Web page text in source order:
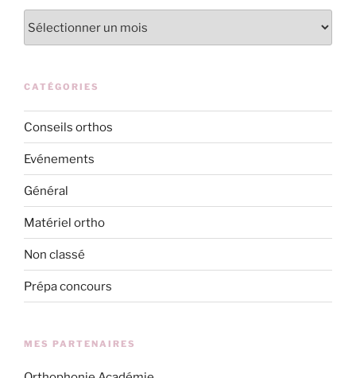
CATÉGORIES
Conseils orthos
Evénements
Général
Matériel ortho
Non classé
Prépa concours
MES PARTENAIRES